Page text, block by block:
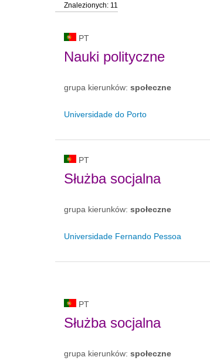
Znalezionych: 11
PT
Nauki polityczne
grupa kierunków: społeczne
Universidade do Porto
PT
Służba socjalna
grupa kierunków: społeczne
Universidade Fernando Pessoa
PT
Służba socjalna
grupa kierunków: społeczne